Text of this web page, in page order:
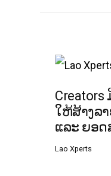
Creators
ໃຫ້ສ້າງລ
ແລະ ຍອດ
Lao Xperts